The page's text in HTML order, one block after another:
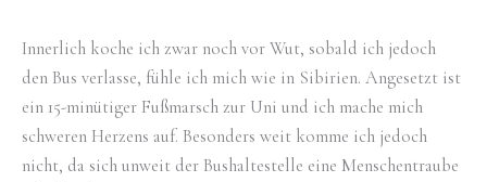
Innerlich koche ich zwar noch vor Wut, sobald ich jedoch
den Bus verlasse, fühle ich mich wie in Sibirien. Angesetzt ist
ein 15-minütiger Fußmarsch zur Uni und ich mache mich
schweren Herzens auf. Besonders weit komme ich jedoch
nicht, da sich unweit der Bushaltestelle eine Menschentraube